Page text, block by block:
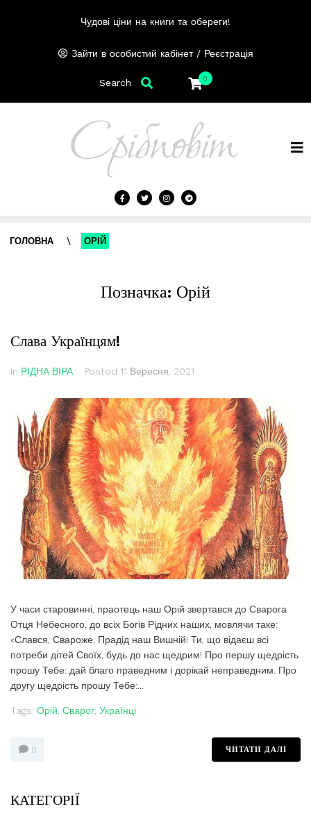
Чудові ціни на книги та обереги!
Зайти в особистий кабінет / Реєстрація
0
Search
ГОЛОВНА \ ОРІЙ
Позначка: Орій
Слава Українцям!
In РІДНА ВІРА Posted 11 Вересня, 2021
У часи старовинні, праотець наш Орій звертався до Сварога
Отця Небесного, до всіх Богів Рідних наших, мовлячи таке:
«Слався, Свароже, Прадід наш Вишній! Ти, що відаєш всі
потреби дітей Своїх, будь до нас щедрим! Про першу щедрість
прошу Тебе: дай благо праведним і дорікай неправедним. Про
другу щедрість прошу Тебе:...
Tags: Орій, Сварог, Українці
0 ЧИТАТИ ДАЛІ
КАТЕГОРІЇ